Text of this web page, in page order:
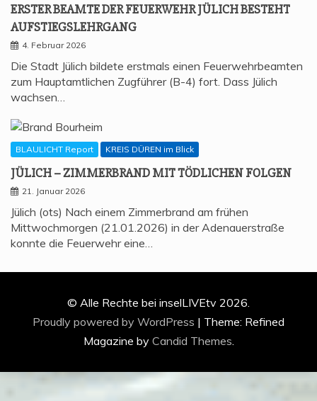
ERS­TER BEAM­TE DER FEU­ER­WEHR JÜLICH BESTEHT
AUFSTIEGSLEHRGANG
4. Februar 2026
Die Stadt Jülich bildete erstmals einen Feuerwehrbeamten
zum Hauptamtlichen Zugführer (B-4) fort. Dass Jülich
wachsen…
BLAULICHT Report KREIS DÜREN im Blick
JÜLICH – ZIM­MER­BRAND MIT TÖD­LI­CHEN FOLGEN
21. Januar 2026
Jülich (ots) Nach einem Zimmerbrand am frühen
Mittwochmorgen (21.01.2026) in der Adenauerstraße
konnte die Feuerwehr eine…
© Alle Rechte bei inselLIVEtv 2026.
Proudly powered by WordPress | Theme: Refined
Magazine by Candid Themes